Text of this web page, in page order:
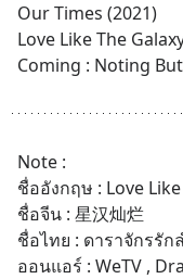
Our Times (2021)
Love Like The
Coming : Noting
Note :
ชื่ออังกฤษ : Love
ชื่อจีน : 星汉灿烂
ชื่อไทย : ดาราจักรรัก
ออนแอร์ : WeTV ,